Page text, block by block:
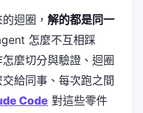
迴圈， 解的都是同一
怎麼不互相踩
麼切分與驗證、迴圈
給同事、每次跑之間
Code 對這些零件